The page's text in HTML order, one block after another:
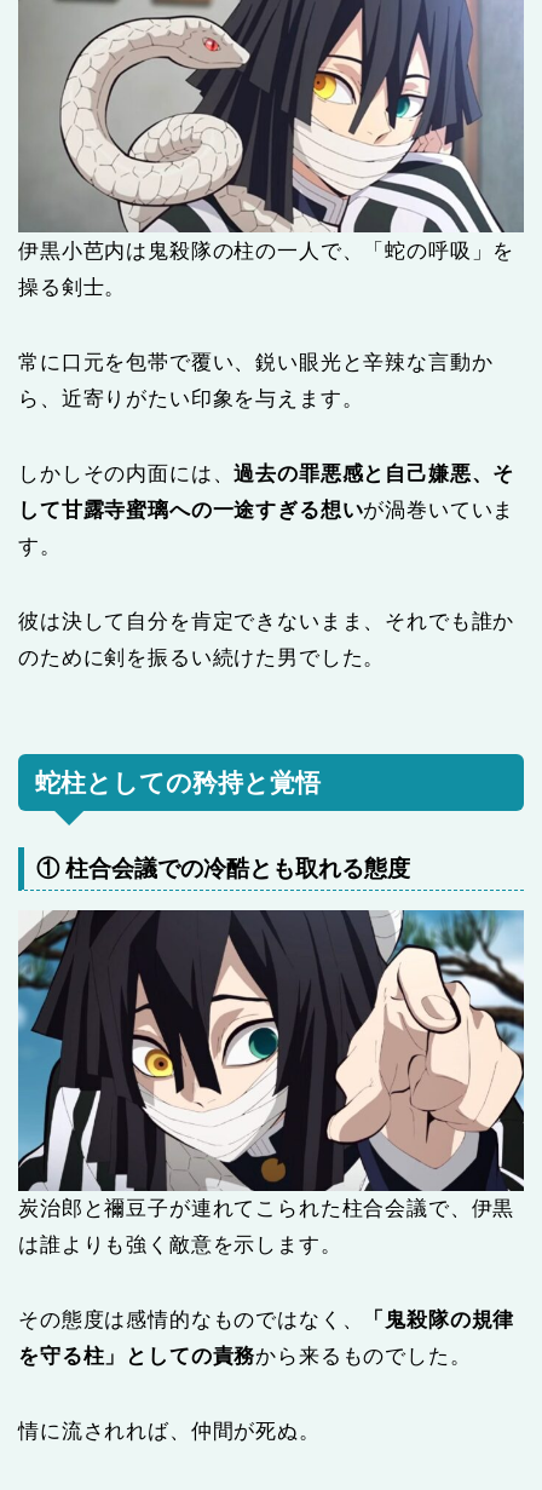
伊黒小芭内は鬼殺隊の柱の一人で、「蛇の呼吸」を
操る剣士。
常に口元を包帯で覆い、鋭い眼光と辛辣な言動か
ら、近寄りがたい印象を与えます。
しかしその内面には、過去の罪悪感と自己嫌悪、そ
して甘露寺蜜璃への一途すぎる想いが渦巻いていま
す。
彼は決して自分を肯定できないまま、それでも誰か
のために剣を振るい続けた男でした。
蛇柱としての矜持と覚悟
① 柱合会議での冷酷とも取れる態度
炭治郎と禰豆子が連れてこられた柱合会議で、伊黒
は誰よりも強く敵意を示します。
その態度は感情的なものではなく、
「鬼殺隊の規律
を守る柱」としての責務から来るものでした。
情に流されれば、仲間が死ぬ。